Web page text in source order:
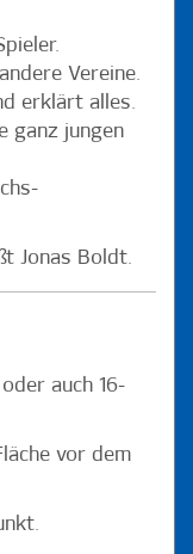
Vereine.
erklärt alles.
ganz jungen
Jonas Boldt.
auch 16-
vor dem